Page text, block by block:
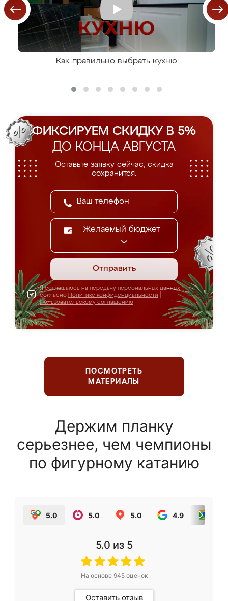
Как правильно выбрать кухню
ФИКСИРУЕМ СКИДКУ В 5%
ДО КОНЦА АВГУСТА
Оставьте заявку сейчас, скидка
сохранится.
Желаемый бюджет
Отправить
Я соглашаюсь на передачу персональных данных
согласно Политике конфиденциальности
Пользовательскому соглашению
ПОСМОТРЕТЬ
МАТЕРИАЛЫ
Держим планку
серьезнее, чем чемпионы
по фигурному катанию
5.0 5.0 5.0 4.9
5.0 из 5
На основе 945оценок
Оставить отзыв